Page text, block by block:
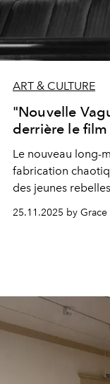
ART & CULTURE
"Nouvelle
derrière le
Le nouveau long-
fabrication
des jeunes
25.11.2025 by Grace